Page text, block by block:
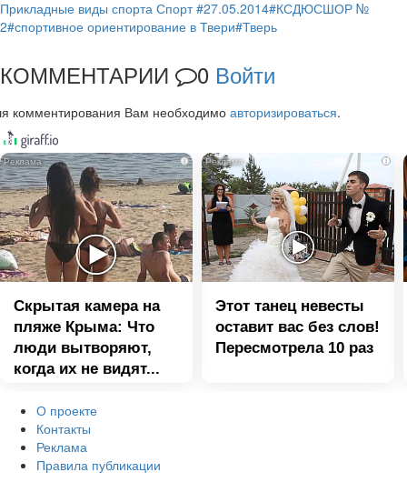
Прикладные виды спорта Спорт #27.05.2014#КСДЮСШОР №
2#спортивное ориентирование в Твери#Тверь
КОММЕНТАРИИ 0 Войти
комментирования Вам необходимо авторизироваться.
i
Скрытая камера на
пляже Крыма: Что
люди вытворяют,
когда их не видят...
i
Этот танец невесты
оставит вас без слов!
Пересмотрела 10 раз
О проекте
Контакты
Реклама
Правила публикации